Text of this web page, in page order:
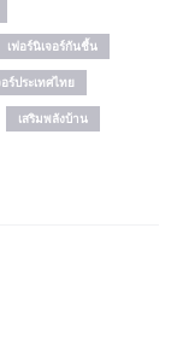
เฟอร์นิเจอร์กันชื้น
ร์ประเทศไทย
เสริมพลังบ้าน